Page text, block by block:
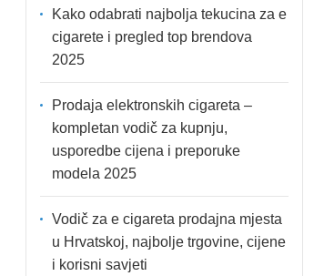
Kako odabrati najbolja tekucina za e
cigarete i pregled top brendova
2025
Prodaja elektronskih cigareta –
kompletan vodič za kupnju,
usporedbe cijena i preporuke
modela 2025
Vodič za e cigareta prodajna mjesta
u Hrvatskoj, najbolje trgovine, cijene
i korisni savjeti